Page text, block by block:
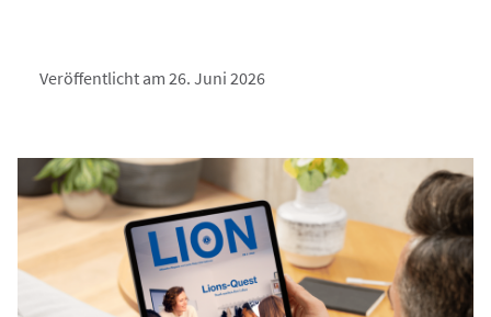
Veröffentlicht am 26. Juni 2026